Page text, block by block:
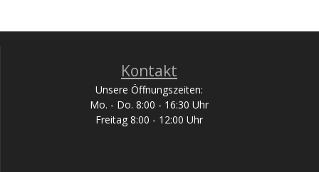
Kontakt
Unsere Öffnungszeiten:
Mo. - Do. 8:00 - 16:30 Uhr
Freitag 8:00 - 12:00 Uhr